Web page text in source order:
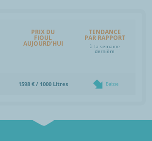
PRIX DU
FIOUL
AUJOURD'HUI
TENDANCE
PAR RAPPORT
à la semaine
dernière
1598 € / 1000 Litres Baisse